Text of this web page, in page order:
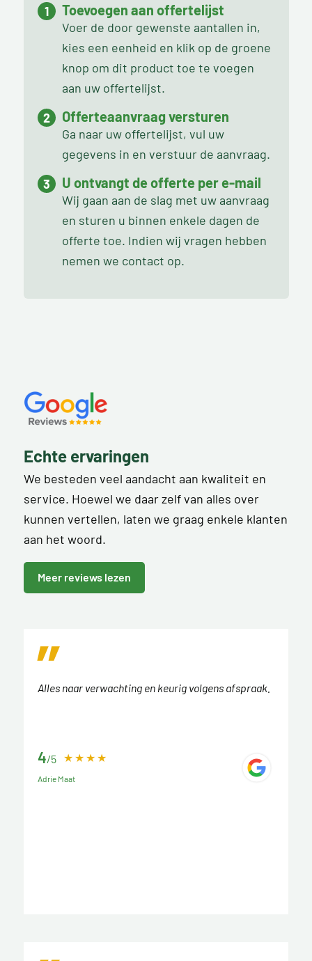
Toevoegen aan offertelijst
Voer de door gewenste aantallen in,
kies een eenheid en klik op de groene
knop om dit product toe te voegen
aan uw offertelijst.
Offerteaanvraag versturen
Ga naar uw offertelijst, vul uw
gegevens in en verstuur de aanvraag.
U ontvangt de offerte per e-mail
Wij gaan aan de slag met uw aanvraag
en sturen u binnen enkele dagen de
offerte toe. Indien wij vragen hebben
nemen we contact op.
Echte ervaringen
We besteden veel aandacht aan kwaliteit en
service. Hoewel we daar zelf van alles over
kunnen vertellen, laten we graag enkele klanten
aan het woord.
Meer reviews lezen
Alles naar verwachting en keurig volgens afspraak.
4/5
Adrie Maat